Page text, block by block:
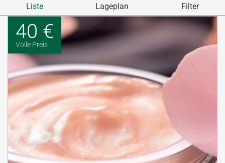
Liste Lageplan Filter
40 €
Volle Preis